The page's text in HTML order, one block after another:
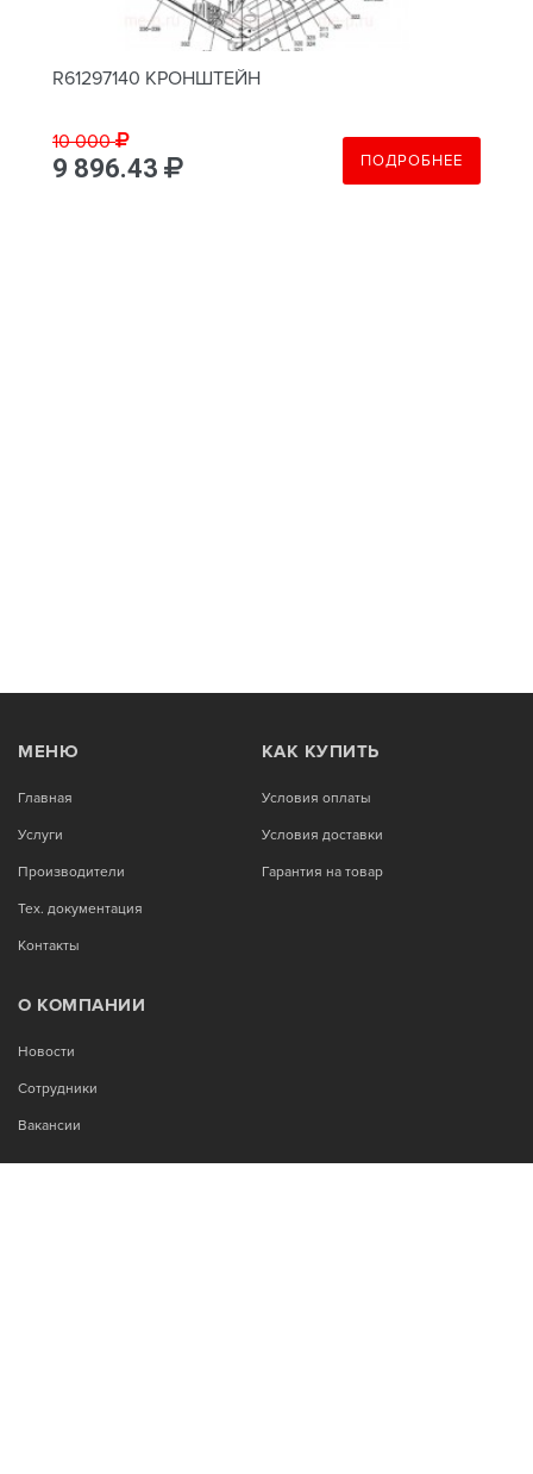
R61297140 КРОНШТЕЙН
10 000
9 896.43 ПОДРОБНЕЕ
МЕНЮ
Главная
Услуги
Производители
Тех. документация
Контакты
КАК КУПИТЬ
Условия оплаты
Условия доставки
Гарантия на товар
О КОМПАНИИ
Новости
Сотрудники
Вакансии